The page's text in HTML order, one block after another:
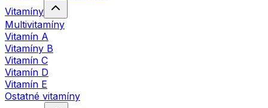
Vitamíny
Multivitamíny
Vitamín A
Vitamíny B
Vitamín C
Vitamín D
Vitamín E
Ostatné vitamíny